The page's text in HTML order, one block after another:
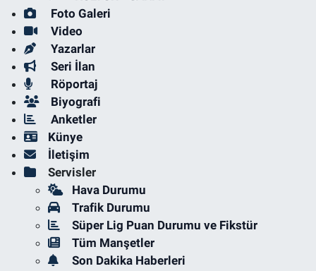
Foto Galeri
Video
Yazarlar
Seri İlan
Röportaj
Biyografi
Anketler
Künye
İletişim
Servisler
Hava Durumu
Trafik Durumu
Süper Lig Puan Durumu ve Fikstür
Tüm Manşetler
Son Dakika Haberleri